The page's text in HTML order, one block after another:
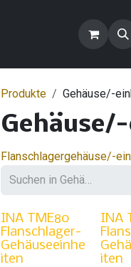
Produkte Gehäuse/-
Flanschlagergehäuse/-
INA TME80
Flanschlager-
Gehäuseeinhe
iten
INA
iten